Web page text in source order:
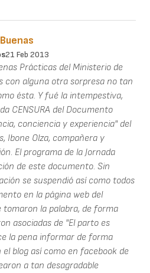
21 Feb 2013
Prácticas del Ministerio de
con alguna otra sorpresa no tan
ésta. Y fué la intempestiva,
CENSURA del Documento
conciencia y experiencia" del
Ibone Olza, compañera y
El programa de la Jornada
de este documento. Sin
se suspendió así como todos
en la página web del
tomaron la palabra, de forma
asociadas de "El parto es
la pena informar de forma
blog así como en facebook de
a tan desagradable